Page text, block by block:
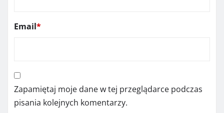
Email*
Zapamiętaj moje dane w tej przeglądarce podczas
pisania kolejnych komentarzy.